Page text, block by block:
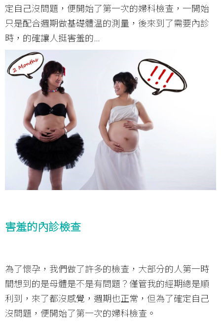
定自己沒問題，便開始了第一次的婦科檢查，一開始
只是配合週期做基礎體温的測量，後來到了需要內診
時，的確讓人挺害羞的...
害羞的內診檢查
為了懷孕，我們做了許多的檢查，大部分的人第一時
間想到的是母體是不是有問題？僅管我的經期總是順
利到，來了都沒感覺，週期也正常，但為了確定自己
沒問題，便開始了第一次的婦科檢查。